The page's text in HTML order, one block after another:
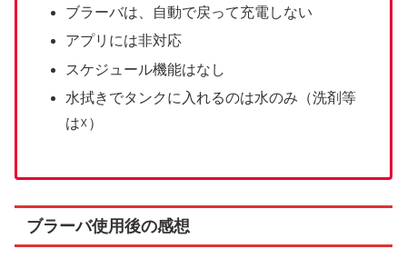
ブラーバは、自動で戻って充電しない
アプリには非対応
スケジュール機能はなし
水拭きでタンクに入れるのは水のみ（洗剤等
は☓）
ブラーバ使用後の感想